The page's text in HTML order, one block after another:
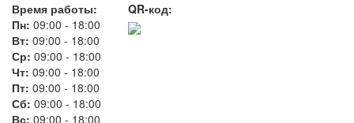
Время работы:
Пн: 09:00 - 18:00
Вт: 09:00 - 18:00
Ср: 09:00 - 18:00
Чт: 09:00 - 18:00
Пт: 09:00 - 18:00
Сб: 09:00 - 18:00
Вс: 09:00 - 18:00
QR-код: